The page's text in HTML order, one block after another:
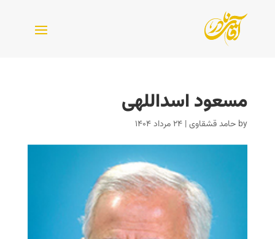
مسعود اسداللهی
by حامد قشقاوی| ۲۴ مرداد ۱۴۰۴